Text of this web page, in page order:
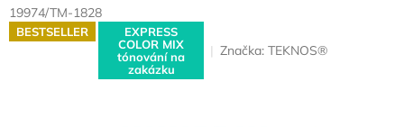
19974/TM-1828
BESTSELLER
EXPRESS
COLOR MIX
tónování na
zakázku
Značka: TEKNOS®